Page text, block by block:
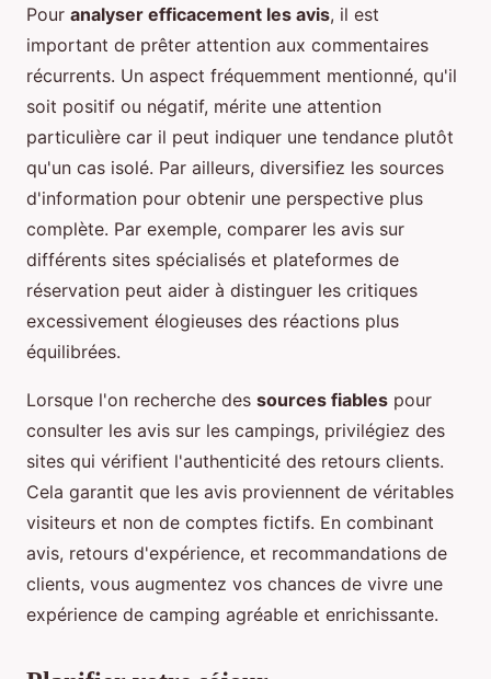
Pour analyser efficacement les avis, il est
important de prêter attention aux commentaires
récurrents. Un aspect fréquemment mentionné, qu'il
soit positif ou négatif, mérite une attention
particulière car il peut indiquer une tendance plutôt
qu'un cas isolé. Par ailleurs, diversifiez les sources
d'information pour obtenir une perspective plus
complète. Par exemple, comparer les avis sur
différents sites spécialisés et plateformes de
réservation peut aider à distinguer les critiques
excessivement élogieuses des réactions plus
équilibrées.
Lorsque l'on recherche des sources fiables pour
consulter les avis sur les campings, privilégiez des
sites qui vérifient l'authenticité des retours clients.
Cela garantit que les avis proviennent de véritables
visiteurs et non de comptes fictifs. En combinant
avis, retours d'expérience, et recommandations de
clients, vous augmentez vos chances de vivre une
expérience de camping agréable et enrichissante.